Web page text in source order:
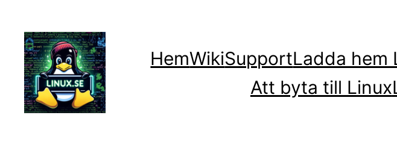
innehåll
HemWikiSupportLadda hem
Att byta till Linux